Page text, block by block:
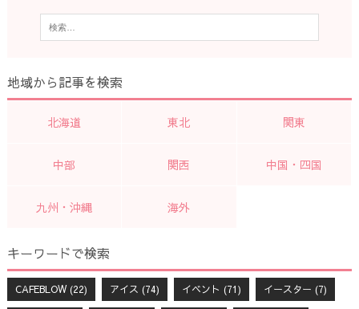
地域から記事を検索
北海道 東北 関東
中部 関西 中国・四国
九州・沖縄 海外
キーワードで検索
CAFEBLOW(22) アイス (74) イベント (71) イースター (7)